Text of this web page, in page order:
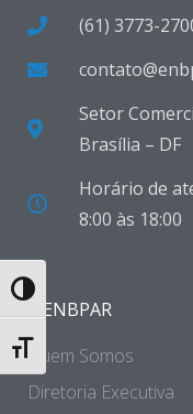
Toggle High Contrast
Toggle Font size
(61) 3773-
Setor
Brasília – DF
Horário de
8:00 às 18:00
A ENBPAR
Quem Somos
Diretoria Executiva